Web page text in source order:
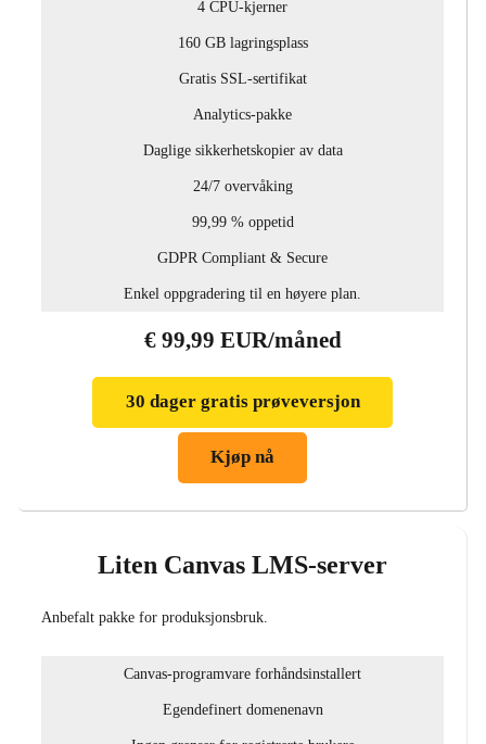
4 CPU-kjerner
160 GB lagringsplass
Gratis SSL-sertifikat
Analytics-pakke
Daglige sikkerhetskopier av data
24/7 overvåking
99,99 % oppetid
GDPR Compliant & Secure
Enkel oppgradering til en høyere plan.
€ 99,99 EUR/måned
30 dager gratis prøveversjon
Kjøp nå
Liten Canvas LMS-server
Anbefalt pakke for produksjonsbruk.
Canvas-programvare forhåndsinstallert
Egendefinert domenenavn